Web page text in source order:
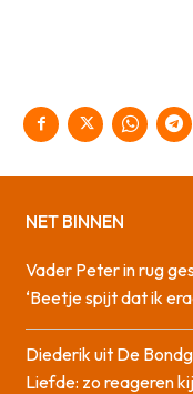
NET BINNEN
Vader Peter in rug
‘Beetje spijt dat ik
Diederik uit De
Liefde: zo reageren